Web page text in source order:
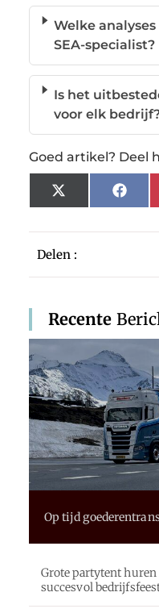
Delen :
Recente
Op tijd
Grote partytent
succesvol
Welke
SEA-specialist?
Is het
voor elk
Goed artikel? Deel
X
(Twitter)